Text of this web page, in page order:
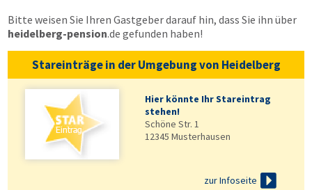
Bitte weisen Sie Ihren Gastgeber darauf hin, dass Sie ihn über
heidelberg-pension.de gefunden haben!
Stareinträge in der Umgebung von Heidelberg
Hier könnte Ihr Stareintrag
stehen!
Schöne Str. 1
12345 Musterhausen
zur Infoseite 